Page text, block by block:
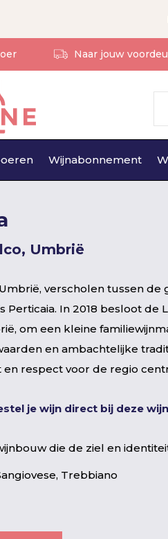
Wijnabonnement
Naar jouw
Umbrië
verscholen tussen
Perticaia. In 2018 besloot
om een kleine
en ambachtelijke
en respect voor de regio
je wijn direct bij deze
die de ziel en
Trebbiano